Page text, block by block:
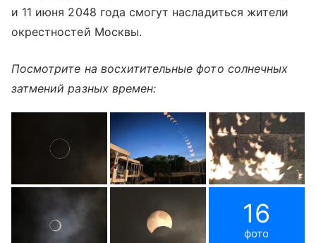
и 11 июня 2048 года смогут насладиться жители
окрестностей Москвы.
Посмотрите на восхитительные фото солнечных
затмений разных времен:
16
фото